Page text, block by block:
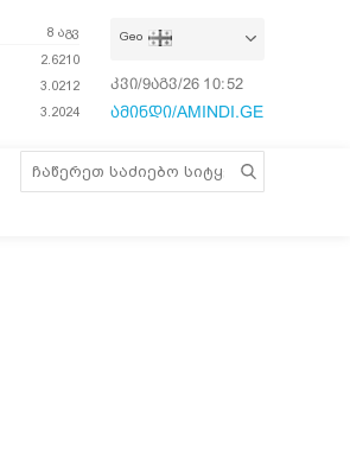
8 აგვ
2.6210
3.0212
3.2024
Geo
კვი/9აგვ/26 10:52:18
ამინდი/AMINDI.GE